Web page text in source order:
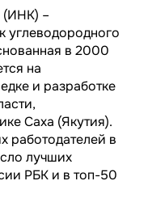
(ИНК) –
углеводородного
в 2000
на
и разработке
Саха (Якутия).
работодателей в
лучших
РБК и в топ-50